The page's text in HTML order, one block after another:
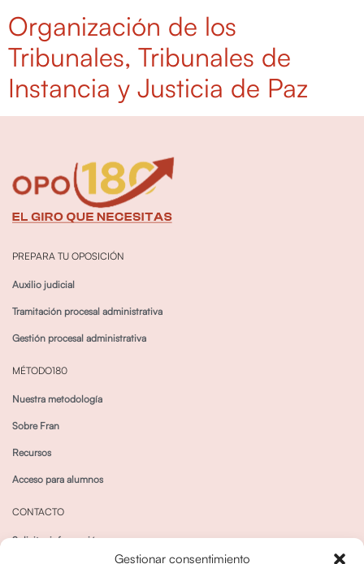
Gestionar consentimiento
Organización de los
Tribunales, Tribunales de
Instancia y Justicia de Paz
PREPARA TU OPOSICIÓN
Auxilio judicial
Tramitación procesal administrativa
Gestión procesal administrativa
MÉTODO180
Nuestra metodología
Sobre Fran
Recursos
Acceso para alumnos
CONTACTO
Solicitar información